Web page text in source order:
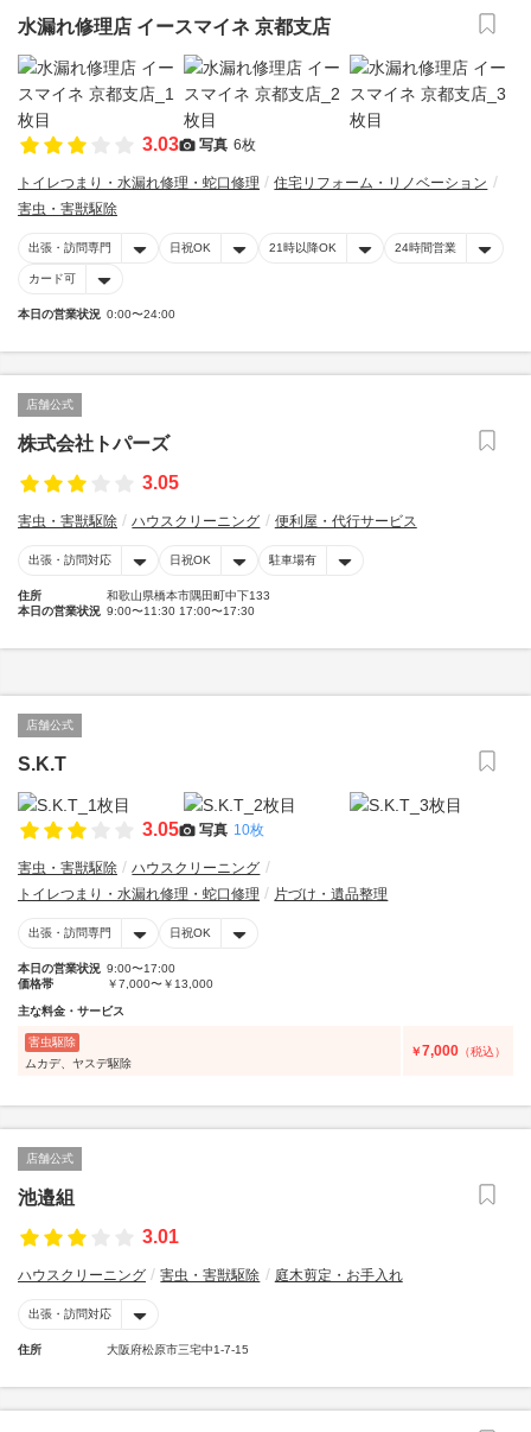
水漏れ修理店 イースマイネ 京都支店
3.03 写真 6枚
トイレつまり・水漏れ修理・蛇口修理
住宅リフォーム・リノベーション
害虫・害獣駆除
出張・訪問専門 日祝OK 21時以降OK 24時間営業
カード可
本日の営業状況 0:00〜24:00
店舗公式
株式会社トパーズ
3.05
害虫・害獣駆除 ハウスクリーニング 便利屋・代行サービス
出張・訪問対応 日祝OK 駐車場有
住所
和歌山県橋本市隅田町中下133
本日の営業状況 9:00〜11:30 17:00〜17:30
店舗公式
S.K.T
3.05 写真 10枚
害虫・害獣駆除
ハウスクリーニング
トイレつまり・水漏れ修理・蛇口修理
片づけ・遺品整理
出張・訪問専門 日祝OK
本日の営業状況 9:00〜17:00
価格帯
￥7,000〜￥13,000
主な料金・サービス
害虫駆除
ムカデ、ヤスデ駆除
￥7,000 （税込）
店舗公式
池邉組
3.01
ハウスクリーニング 害虫・害獣駆除 庭木剪定・お手入れ
出張・訪問対応
住所 大阪府松原市三宅中1-7-15